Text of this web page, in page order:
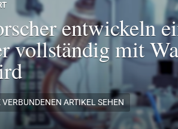
entwickeln
vollständig mit
VERBUNDENEN ARTIKEL SEHEN